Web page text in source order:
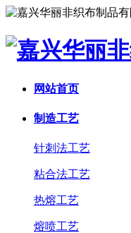
网站首页
制造工艺
针刺法工艺
粘合法工艺
热熔工艺
熔喷工艺